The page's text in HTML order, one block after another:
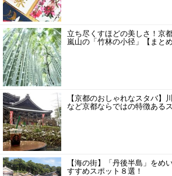
立ち尽くすほどの美しさ！京
嵐山の「竹林の小径」【まとめ
【京都のおしゃれなスタバ】
など京都ならではの特徴ある
【海の街】「丹後半島」をめ
すすめスポット８選！